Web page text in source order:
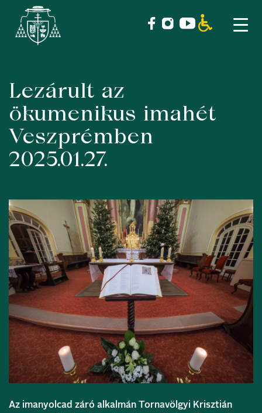
Skip
content
Lezárult az
ökumenikus imahét
Veszprémben
2025.01.27.
Az imanyolcad záró alkalmán Tornavölgyi Krisztián